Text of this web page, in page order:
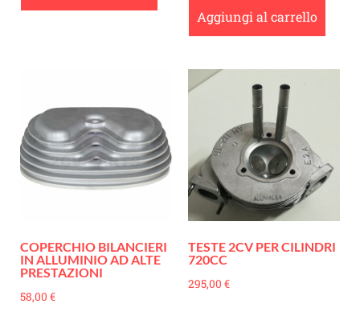
Aggiungi al carrello
COPERCHIO BILANCIERI
IN ALLUMINIO AD ALTE
PRESTAZIONI
58,00 €
TESTE 2CV PER CILINDRI
720CC
295,00 €